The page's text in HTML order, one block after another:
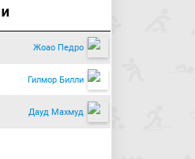
Жоао Педро
Гилмор Билли
Дауд Махмуд